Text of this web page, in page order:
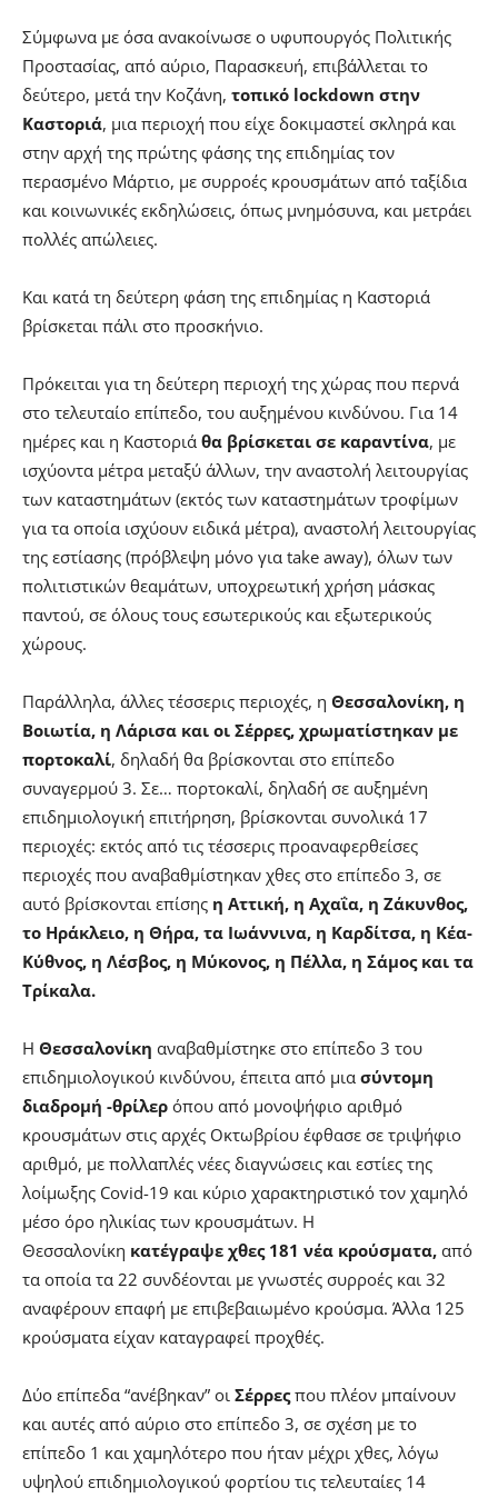
Σύμφωνα με όσα ανακοίνωσε ο υφυπουργός Πολιτικής
Προστασίας, από αύριο, Παρασκευή, επιβάλλεται το
δεύτερο, μετά την Κοζάνη, τοπικό lockdown στην
Καστοριά, μια περιοχή που είχε δοκιμαστεί σκληρά και
στην αρχή της πρώτης φάσης της επιδημίας τον
περασμένο Μάρτιο, με συρροές κρουσμάτων από ταξίδια
και κοινωνικές εκδηλώσεις, όπως μνημόσυνα, και μετράει
πολλές απώλειες.
Και κατά τη δεύτερη φάση της επιδημίας η Καστοριά
βρίσκεται πάλι στο προσκήνιο.
Πρόκειται για τη δεύτερη περιοχή της χώρας που περνά
στο τελευταίο επίπεδο, του αυξημένου κινδύνου. Για 14
ημέρες και η Καστοριά θα βρίσκεται σε καραντίνα, με
ισχύοντα μέτρα μεταξύ άλλων, την αναστολή λειτουργίας
των καταστημάτων (εκτός των καταστημάτων τροφίμων
για τα οποία ισχύουν ειδικά μέτρα), αναστολή λειτουργίας
της εστίασης (πρόβλεψη μόνο για take away), όλων των
πολιτιστικών θεαμάτων, υποχρεωτική χρήση μάσκας
παντού, σε όλους τους εσωτερικούς και εξωτερικούς
χώρους.
Παράλληλα, άλλες τέσσερις περιοχές, η Θεσσαλονίκη, η
Βοιωτία, η Λάρισα και οι Σέρρες, χρωματίστηκαν με
πορτοκαλί, δηλαδή θα βρίσκονται στο επίπεδο
συναγερμού 3. Σε… πορτοκαλί, δηλαδή σε αυξημένη
επιδημιολογική επιτήρηση, βρίσκονται συνολικά 17
περιοχές: εκτός από τις τέσσερις προαναφερθείσες
περιοχές που αναβαθμίστηκαν χθες στο επίπεδο 3, σε
αυτό βρίσκονται επίσης η Αττική, η Αχαΐα, η Ζάκυνθος,
το Ηράκλειο, η Θήρα, τα Ιωάννινα, η Καρδίτσα, η Κέα-
Κύθνος, η Λέσβος, η Μύκονος, η Πέλλα, η Σάμος και τα
Τρίκαλα.
Η Θεσσαλονίκη αναβαθμίστηκε στο επίπεδο 3 του
επιδημιολογικού κινδύνου, έπειτα από μια σύντομη
διαδρομή -θρίλερ όπου από μονοψήφιο αριθμό
κρουσμάτων στις αρχές Οκτωβρίου έφθασε σε τριψήφιο
αριθμό, με πολλαπλές νέες διαγνώσεις και εστίες της
λοίμωξης Covid-19 και κύριο χαρακτηριστικό τον χαμηλό
μέσο όρο ηλικίας των κρουσμάτων. Η
Θεσσαλονίκη κατέγραψε χθες 181 νέα κρούσματα, από
τα οποία τα 22 συνδέονται με γνωστές συρροές και 32
αναφέρουν επαφή με επιβεβαιωμένο κρούσμα. Άλλα 125
κρούσματα είχαν καταγραφεί προχθές.
Δύο επίπεδα “ανέβηκαν” οι Σέρρεςπου πλέον μπαίνουν
και αυτές από αύριο στο επίπεδο 3, σε σχέση με το
επίπεδο 1 και χαμηλότερο που ήταν μέχρι χθες, λόγω
υψηλού επιδημιολογικού φορτίου τις τελευταίες 14